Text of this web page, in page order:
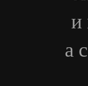
и
а